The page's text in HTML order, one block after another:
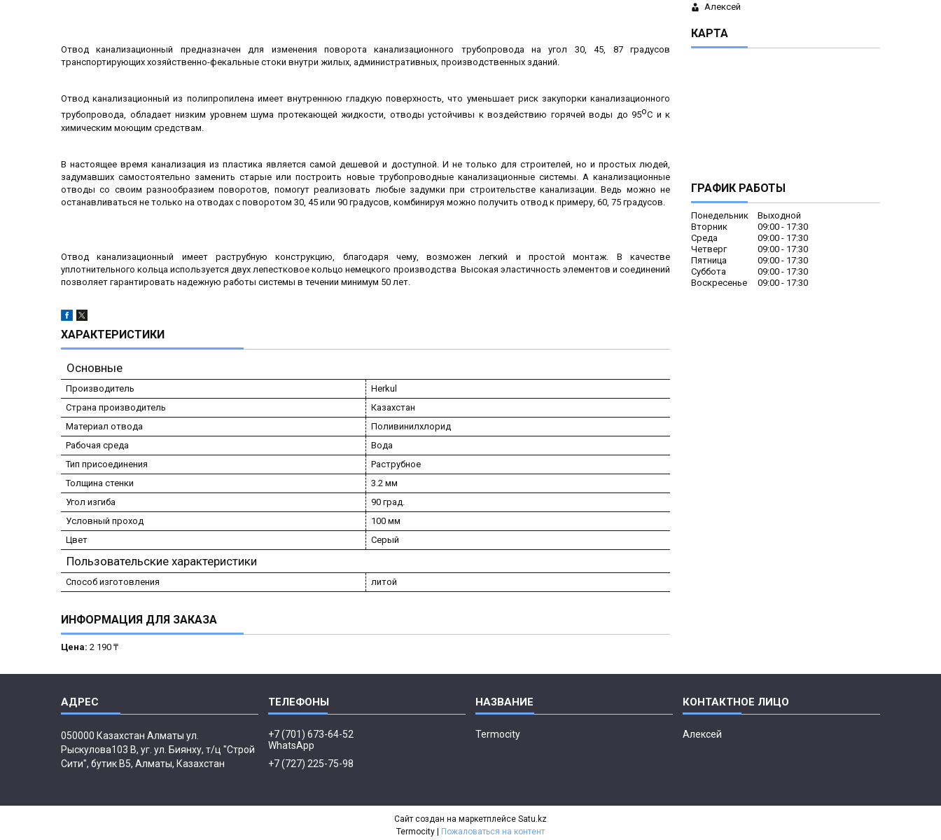
Отвод канализационный предназначен для изменения поворота канализационного трубопровода на угол 30, 45, 87 градусов
транспортирующих хозяйственно-фекальные стоки внутри жилых, административных, производственных зданий.
Отвод канализационный из полипропилена имеет внутреннюю гладкую поверхность, что уменьшает риск закупорки канализационного
трубопровода, обладает низким уровнем шума протекающей жидкости, отводы устойчивы к воздействию горячей воды до 95оС и к
химическим моющим средствам.
В настоящее время канализация из пластика является самой дешевой и доступной. И не только для строителей, но и простых людей,
задумавших самостоятельно заменить старые или построить новые трубопроводные канализационные системы. А канализационные
отводы со своим разнообразием поворотов, помогут реализовать любые задумки при строительстве канализации. Ведь можно не
останавливаться не только на отводах с поворотом 30, 45 или 90 градусов, комбинируя можно получить отвод к примеру, 60, 75 градусов.
Отвод канализационный имеет раструбную конструкцию, благодаря чему, возможен легкий и простой монтаж. В качестве
уплотнительного кольца используется двух лепестковое кольцо немецкого производства Высокая эластичность элементов и соединений
позволяет гарантировать надежную работы системы в течении минимум 50 лет.
ХАРАКТЕРИСТИКИ
Основные
Производитель
Herkul
Страна производитель
Казахстан
Материал отвода
Поливинилхлорид
Рабочая среда
Вода
Тип присоединения
Раструбное
Толщина стенки
3.2 мм
Угол изгиба
90 град.
Условный проход
100 мм
Цвет
Серый
Пользовательские характеристики
Способ изготовления литой
ИНФОРМАЦИЯ ДЛЯ ЗАКАЗА
Цена: 2 190 ₸
Алексей
КАРТА
ГРАФИК РАБОТЫ
Понедельник
Выходной
Вторник
09:00
17:30
Среда
09:00
17:30
Четверг
09:00
17:30
Пятница
09:00
17:30
Суббота
09:00
17:30
Воскресенье
09:00 17:30
050000 Казахстан Алматы ул.
Рыскулова103 В, уг. ул. Биянху, т/ц "Строй
Сити", бутик В5, Алматы, Казахстан
+7 (701) 673-64-52
WhatsApp
+7 (727) 225-75-98
Termocity Алексей
Сайт создан на маркетплейсе Satu.kz
Termocity | Пожаловаться на контент